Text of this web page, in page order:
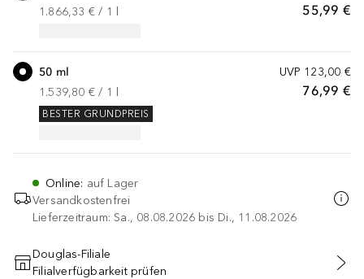
55,99 €
1.866,33 € / 1
UVP 123,00 €
76,99 €
50 ml
1.539,80 € / 1
BESTER GRUNDPREIS
Online: auf Lager
Versandkostenfrei
Lieferzeitraum: Sa., 08.08.2026 bis Di., 11.08.2026
IN DEN WARENKORB
Douglas-Filiale
Filialverfügbarkeit prüfen